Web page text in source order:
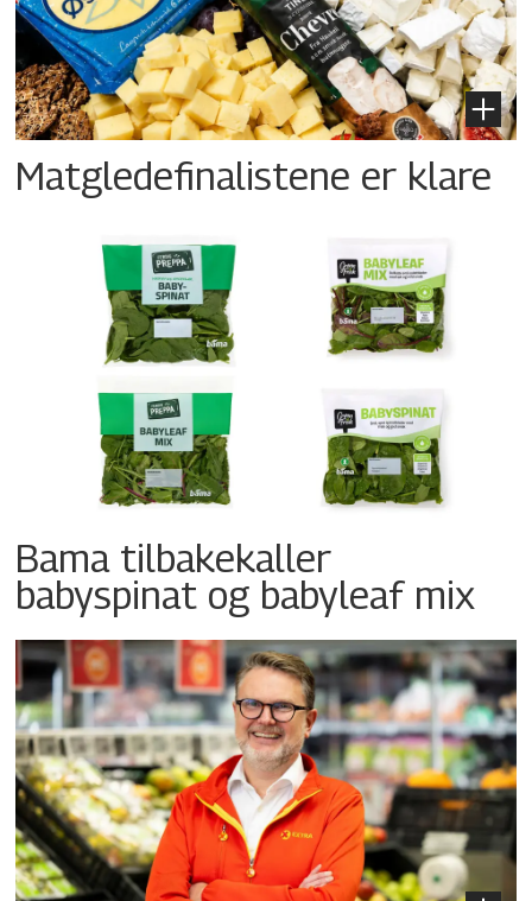
Matgledefinalistene er klare
Bama tilbakekaller
babyspinat og babyleaf mix